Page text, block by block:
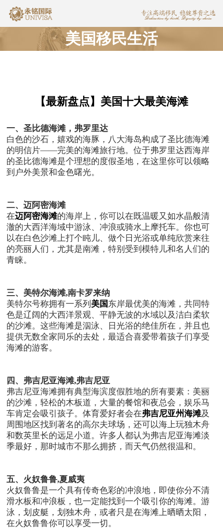
美国移民生活
【最新盘点】美国十大最美海滩
一、圣比德海滩，弗罗里达
白色的沙石，嬉戏的海豚，八大海岛构成了圣比德海滩
的明信片——完美的海滩旅行地。位于弗罗里达西海岸
的圣比德海滩是个理想的度假圣地，在这里你可以领略
到户外美景和金色曙光。
二、迈阿密海滩
在迈阿密海滩的海岸上，你可以在既温暖又如水晶般清
澈的大西洋海域中游泳、冲浪或骑水上摩托车。你也可
以在白色沙滩上打个盹儿、做个日光浴或单纯欣赏来往
的亮丽人们，尤其是南滩，特别受到模特儿和名人们的
青睐。
三、美特尔海滩,南卡罗来纳
美特尔号称拥有一系列 美国 东岸最优美的海滩，共同特
色是辽阔的大西洋景观、平静无波的水域以及洁白柔软
的沙滩。这些海滩是泅泳、日光浴的绝佳所在，并且也
提供无数全家同乐的去处，最适合喜爱带着孩子们享受
海滩的游客。
四、弗吉尼亚海滩,弗吉尼亚
弗吉尼亚海滩拥有典型海滨度假胜地的所有要素：美丽
的沙滩，轻松的木板道，大量的餐馆和夜总会，娱乐马
车肯定会吸引孩子。体育爱好者会在弗吉尼亚州海滩及
周围地区找到著名的高尔夫球场，还可以海上玩独木舟
和数英里长的远足小道。许多人都认为弗吉尼亚海滩淡
季最好，那时城市不那么拥挤，而天气仍然很温和。
五、火奴鲁鲁,夏威夷
火奴鲁鲁是一个具有传奇色彩的冲浪地，即使你分不清
滑水板和冲浪板，也一定能找到一个吸引你的海滩。游
泳，划皮艇，划独木舟，或者只是在海滩上晒晒太阳，
在火奴鲁鲁你可以享受一切。